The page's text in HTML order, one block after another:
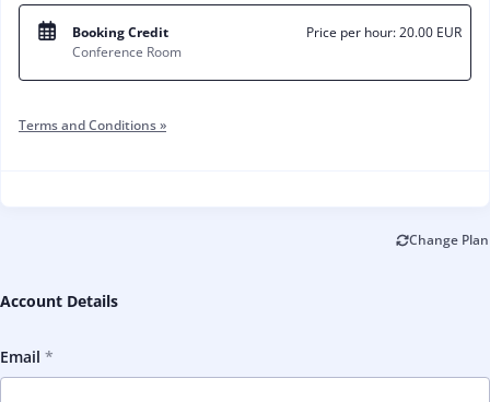
Booking Credit
Conference Room
Price per hour:20.00 EUR
Terms and Conditions »
Change Plan
Account Details
Email